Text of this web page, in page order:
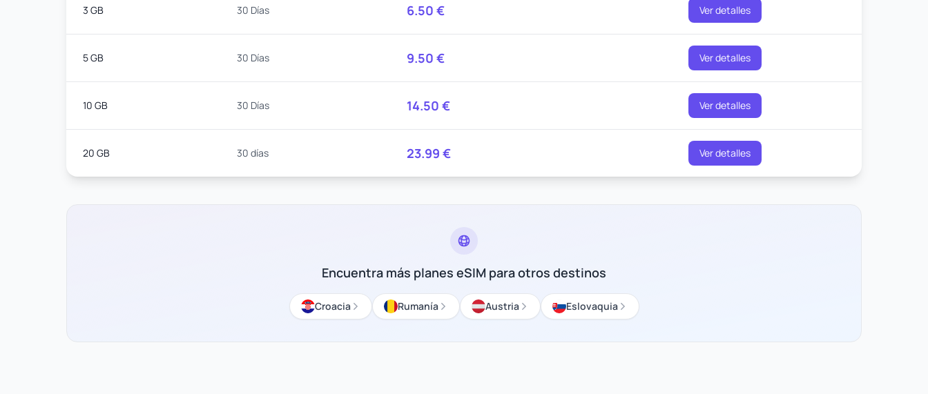
3 GB 30 Días 6.50 € Ver detalles
5 GB 30 Días 9.50 € Ver detalles
10 GB 30 Días 14.50 € Ver detalles
20 GB 30 días 23.99 € Ver detalles
Encuentra más planes eSIM para otros destinos
Croacia Rumanía Austria Eslovaquia